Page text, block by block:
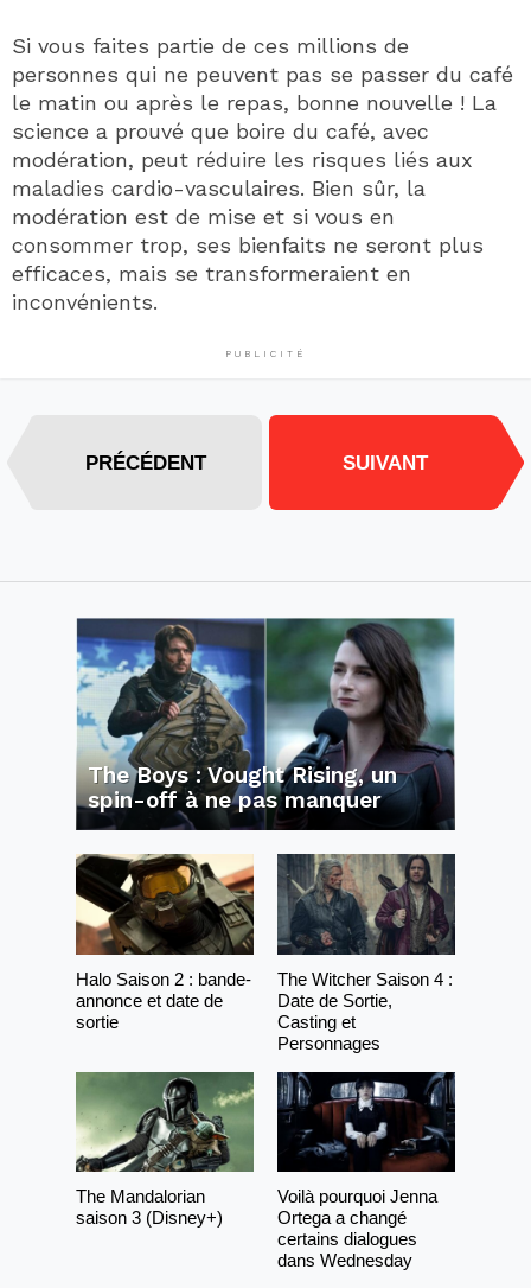
Si vous faites partie de ces millions de
personnes qui ne peuvent pas se passer du café
le matin ou après le repas, bonne nouvelle ! La
science a prouvé que boire du café, avec
modération, peut réduire les risques liés aux
maladies cardio-vasculaires. Bien sûr, la
modération est de mise et si vous en
consommer trop, ses bienfaits ne seront plus
efficaces, mais se transformeraient en
inconvénients.
PUBLICITÉ
PRÉCÉDENT SUIVANT
The Boys : Vought Rising, un
spin-off à ne pas manquer
Halo Saison 2 : bande-
annonce et date de
sortie
The Witcher Saison 4 :
Date de Sortie,
Casting et
Personnages
The Mandalorian
saison 3 (Disney+)
Voilà pourquoi Jenna
Ortega a changé
certains dialogues
dans Wednesday